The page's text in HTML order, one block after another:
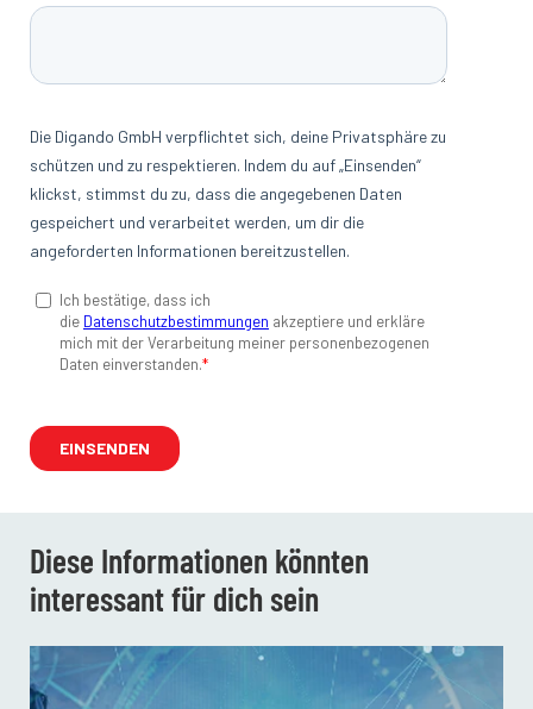
Diese Informationen könnten
interessant für dich sein